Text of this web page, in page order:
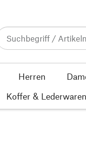
Herren
Koffer & Lederwaren